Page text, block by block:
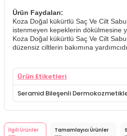
Ürün Faydaları:
Koza Doğal kükürtlü Saç Ve Cilt
istenmeyen kepeklerin dökülmesine
Koza Doğal kükürtlü Saç Ve Cilt
düzensiz ciltlerin bakımına
Ürün Etiketleri
Seramid Bileşenli
İlgili Ürünler Tamamlayıcı Ürünler